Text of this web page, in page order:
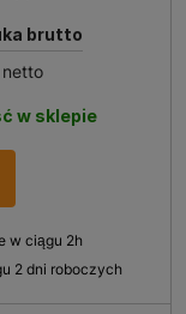
brutto
w sklepie
w ciągu 2h
2 dni roboczych